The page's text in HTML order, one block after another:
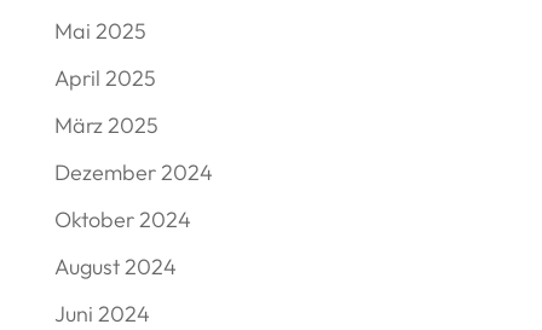
Mai 2025
April 2025
März 2025
Dezember 2024
Oktober 2024
August 2024
Juni 2024